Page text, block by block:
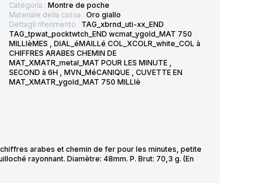
Categoria : Montre de poche
Materiale della cassa : Oro giallo
Dettagli riferimento : TAG_xbrnd_uti-xx_END
TAG_tpwat_pocktwtch_END wcmat_ygold_MAT 750
MILLIèMES , DIAL_éMAILLé COL_XCOLR_white_COL à
CHIFFRES ARABES CHEMIN DE
MAT_XMATR_metal_MAT POUR LES MINUTE ,
SECOND à 6H , MVN_MéCANIQUE , CUVETTE EN
MAT_XMATR_ygold_MAT 750 MILLIè
arabes et chemin de fer pour les minutes, petite
rayonnant. Diamètre: 48mm. P. Brut: 70,3 g. (En